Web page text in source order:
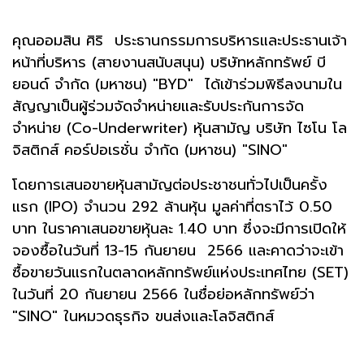
คุณออมสิน ศิริ ประธานกรรมการบริหารและประธานเจ้า
หน้าที่บริหาร (สายงานสนับสนุน) บริษัทหลักทรัพย์ บี
ยอนด์ จำกัด (มหาชน) "BYD" ได้เข้าร่วมพิธีลงนามใน
สัญญาเป็นผู้ร่วมจัดจำหน่ายและรับประกันการจัด
จำหน่าย (Co-Underwriter) หุ้นสามัญ บริษัท ไซโน โล
จิสติกส์ คอร์ปอเรชั่น จำกัด (มหาชน) "SINO"
โดยการเสนอขายหุ้นสามัญต่อประชาชนทั่วไปเป็นครั้ง
แรก (IPO) จำนวน 292 ล้านหุ้น มูลค่าที่ตราไว้ 0.50
บาท ในราคาเสนอขายหุ้นละ 1.40 บาท ซึ่งจะมีการเปิดให้
จองซื้อในวันที่ 13-15 กันยายน 2566 และคาดว่าจะเข้า
ซื้อขายวันแรกในตลาดหลักทรัพย์​แห่งประเทศไทย​ (SET)​
ในวันที่ 20 กันยายน 2566 ในชื่อย่อหลักทรัพย์ว่า
"SINO" ในหมวดธุรกิจ ขนส่งและโลจิสติกส์